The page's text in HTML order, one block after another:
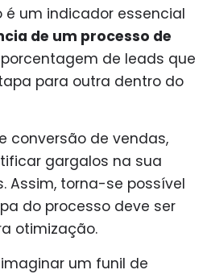
é um indicador essencial
de um processo de
porcentagem de leads que
para outra dentro do
conversão de vendas,
gargalos na sua
Assim, torna-se possível
do processo deve ser
otimização.
um funil de